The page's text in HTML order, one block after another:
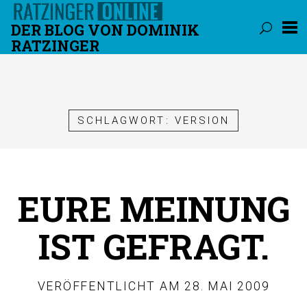
DER BLOG VON DOMINIK
RATZINGER
SCHLAGWORT: VERSION
EURE MEINUNG
IST GEFRAGT.
VERÖFFENTLICHT AM 28. MAI 2009